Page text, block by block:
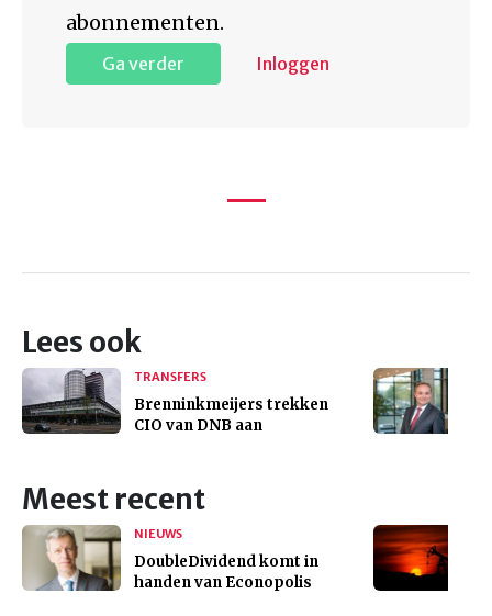
abonnementen.
Ga verder Inloggen
Lees ook
TRANSFERS
Brenninkmeijers trekken
CIO van DNB aan
Meest recent
NIEUWS
DoubleDividend komt in
handen van Econopolis